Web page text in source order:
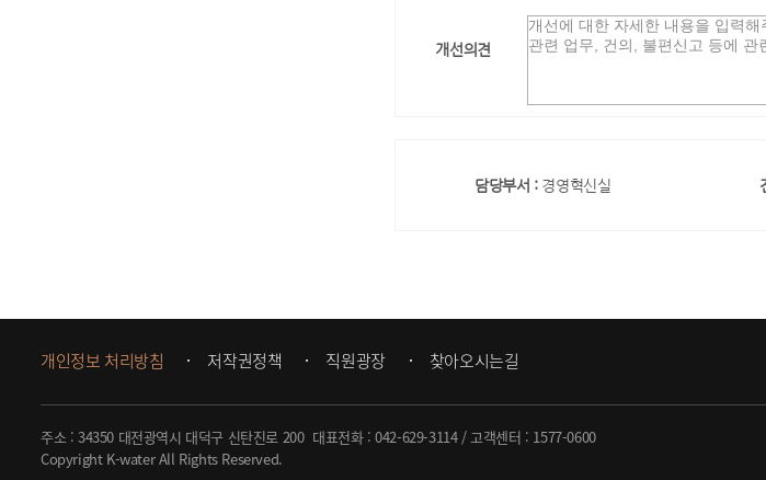
개선의견
담당부서 : 경영혁신실
개인정보 처리방침 저작권정책 직원광장 찾아오시는길
주소 : 34350 대전광역시 대덕구 신탄진로 200 대표전화 :042-629-3114/ 고객센터 : 1577-0600
Copyright K-water All Rights Reserved.